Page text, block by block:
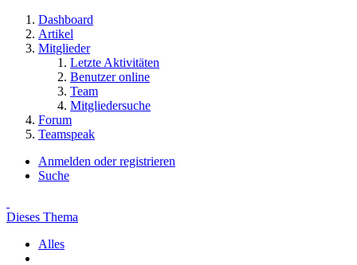
Dashboard
Artikel
Mitglieder
Letzte Aktivitäten
Benutzer online
Team
Mitgliedersuche
Forum
Teamspeak
Anmelden oder registrieren
Suche
Dieses Thema
Alles